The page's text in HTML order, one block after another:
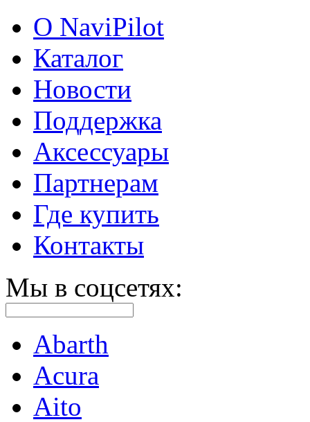
О NaviPilot
Каталог
Новости
Поддержка
Аксессуары
Партнерам
Где купить
Контакты
Мы в соцсетях:
Abarth
Acura
Aito